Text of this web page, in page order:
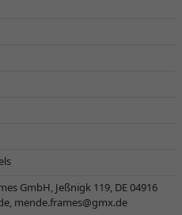
GmbH, Jeßnigk 119, DE 04916
mende.frames@gmx.de